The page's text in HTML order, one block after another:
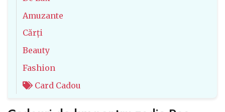
Amuzante
Cărți
Beauty
Fashion
Card Cadou